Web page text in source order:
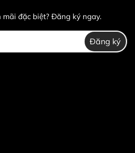
đặc biệt? Đăng ký ngay.
Đăng ký